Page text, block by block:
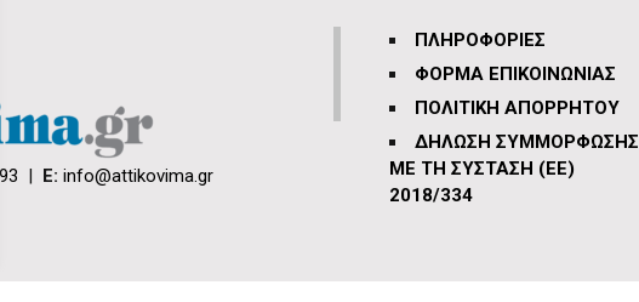
E: info@attikovima.gr
ΠΛΗΡΟΦΟΡΙΕΣ
ΦΟΡΜΑ ΕΠΙΚΟΙΝΩΝΙΑΣ
ΠΟΛΙΤΙΚΗ ΑΠΟΡΡΗΤΟΥ
ΔΗΛΩΣΗ ΣΥΜΜΟΡΦΩΣΗΣ
ΜΕ ΤΗ ΣΥΣΤΑΣΗ (ΕΕ)
2018/334